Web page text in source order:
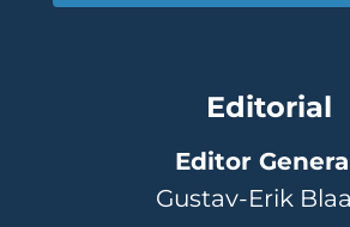
Editorial
Editor
Gustav-Erik